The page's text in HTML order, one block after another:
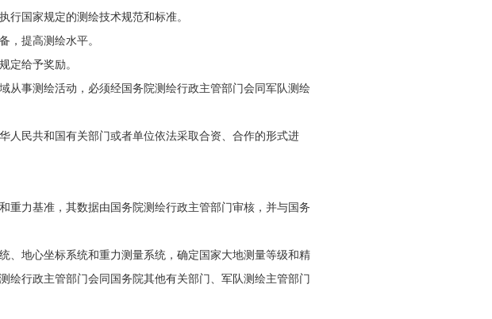
国家规定的测绘技术规范和标准。
提高测绘水平。
定给予奖励。
事测绘活动，必须经国务院测绘行政主管部门会同军队测绘
人民共和国有关部门或者单位依法采取合资、合作的形式进
力基准，其数据由国务院测绘行政主管部门审核，并与国务
地心坐标系统和重力测量系统，确定国家大地测量等级和精
绘行政主管部门会同国务院其他有关部门、军队测绘主管部门